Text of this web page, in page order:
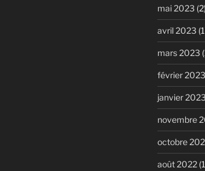
mai 2023 (2)
avril 2023
mars 2023
février 2023
janvier 2023
novembre
octobre
août 2022